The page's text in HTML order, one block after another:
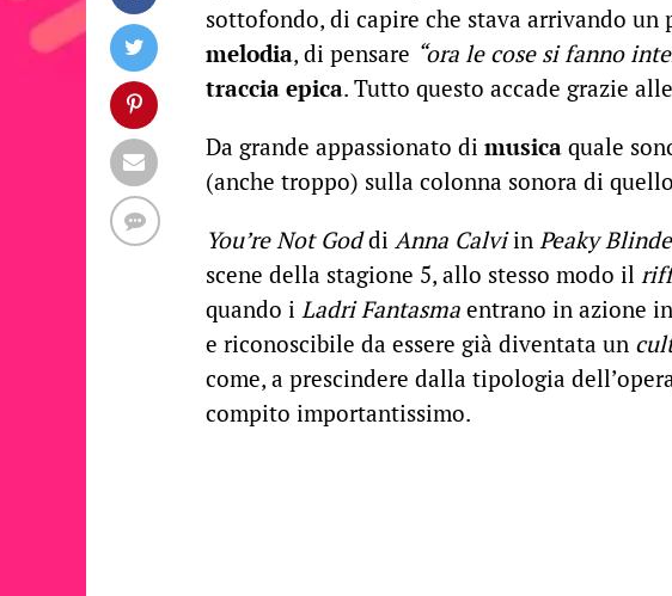
sottofondo, di capire che stava arrivando un
melodia, di pensare “ora le cose si fanno
traccia epica. Tutto questo accade grazie alle
Da grande appassionato di musica quale
(anche troppo) sulla colonna sonora di
You’re Not Goddi Anna Calviin Peaky
scene della stagione 5, allo stesso modo il riff
quando i Ladri Fantasma entrano in azione in
e riconoscibile da essere già diventata un
come, a prescindere dalla tipologia
compito importantissimo.